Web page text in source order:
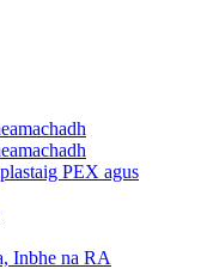
PEX agus
Inbhe na RA